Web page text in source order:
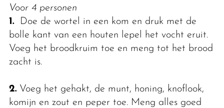
Voor 4 personen
1.Doe de wortel in een kom en druk met de
bolle kant van een houten lepel het vocht eruit.
Voeg het broodkruim toe en meng tot het brood
zacht is.
2.Voeg het gehakt, de munt, honing, knoflook,
komijn en zout en peper toe. Meng alles goed